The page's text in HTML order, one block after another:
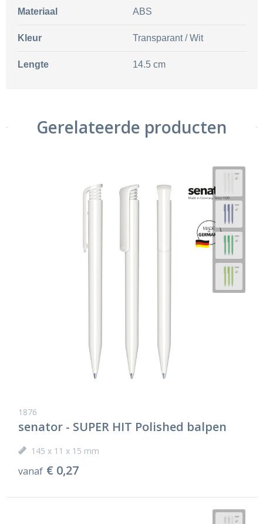
Materiaal ABS
Kleur Transparant / Wit
Lengte 14.5 cm
Gerelateerde producten
1876
senator - SUPER HIT Polished balpen
145 x 11 x 15 mm
vanaf € 0,27